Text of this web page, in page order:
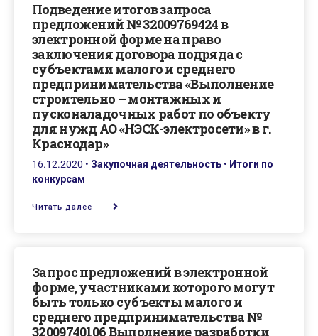
Подведение итогов запроса
предложений № 32009769424 в
электронной форме на право
заключения договора подряда с
субъектами малого и среднего
предпринимательства «Выполнение
строительно – монтажных и
пусконаладочных работ по объекту
для нужд АО «НЭСК-электросети» в г.
Краснодар»
16.12.2020 • Закупочная деятельность • Итоги по
конкурсам
Читать далее
Запрос предложений в электронной
форме, участниками которого могут
быть только субъекты малого и
среднего предпринимательства №
32009740106 Выполнение разработки